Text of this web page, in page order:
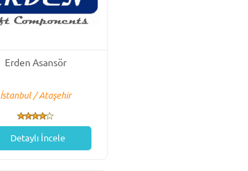
Erden Asansör
İstanbul / Ataşehir
Detaylı İncele